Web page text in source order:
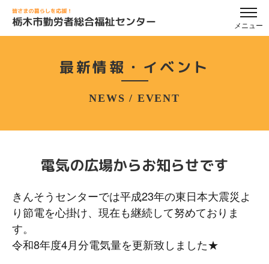
メニュー
最新情報・イベント
NEWS / EVENT
電気の広場からお知らせです
きんそうセンターでは平成23年の東日本大震災よ
り節電を心掛け、現在も継続して努めておりま
す。
令和8年度4月分電気量を更新致しました★